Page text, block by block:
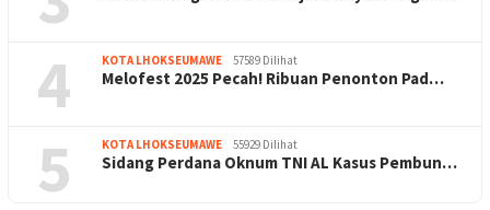
4 KOTA LHOKSEUMAWE 57589 Dilihat
Melofest 2025 Pecah! Ribuan Penonton Pad…
5 KOTA LHOKSEUMAWE 55929 Dilihat
Sidang Perdana Oknum TNI AL Kasus Pembun…